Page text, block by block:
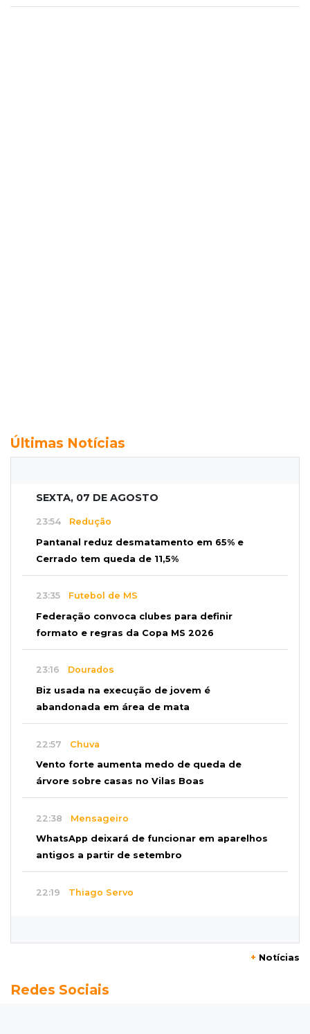
Últimas Notícias
SEXTA, 07 DE AGOSTO
23:54 Redução
Pantanal reduz desmatamento em 65% e
Cerrado tem queda de 11,5%
23:35 Futebol de MS
Federação convoca clubes para definir
formato e regras da Copa MS 2026
23:16 Dourados
Biz usada na execução de jovem é
abandonada em área de mata
22:57 Chuva
Vento forte aumenta medo de queda de
árvore sobre casas no Vilas Boas
22:38 Mensageiro
WhatsApp deixará de funcionar em aparelhos
antigos a partir de setembro
22:19 Thiago Servo
Semana vai começar com 909 novas
+ Notícias
Redes Sociais